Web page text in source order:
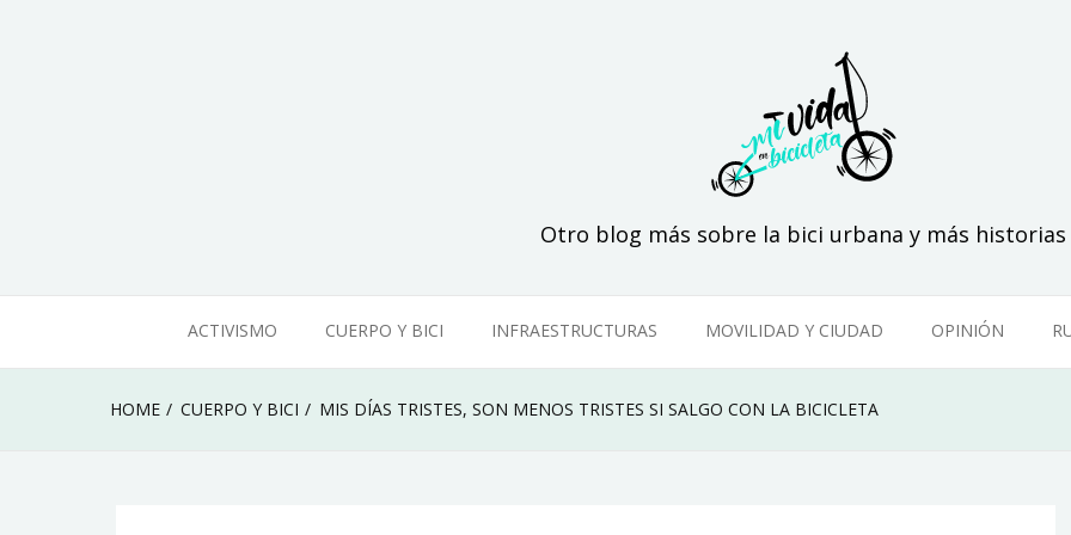
vida
bicicleta
Otro blog más sobre la bici urbana y más historias
ACTIVISMO CUERPO Y BICI INFRAESTRUCTURAS MOVILIDAD Y CIUDAD OPINIÓN
HOME CUERPO Y BICI MIS DÍAS TRISTES, SON MENOS TRISTES SI SALGO CON LA BICICLETA